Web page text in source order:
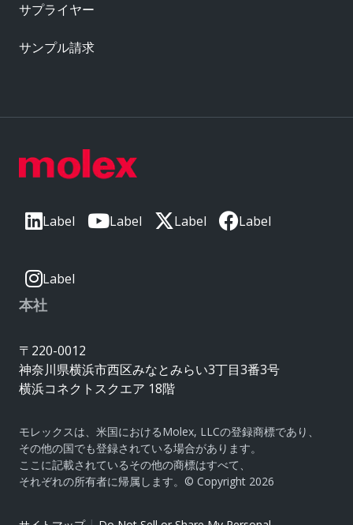
Label Label Label Label
Label
本社
〒220-0012
神奈川県横浜市西区みなとみらい3丁目3番3号
横浜コネクトスクエア 18階
モレックスは、米国におけるMolex, LLCの登録商標であり、
その他の国でも登録されている場合があります。
ここに記載されているその他の商標はすべて、
それぞれの所有者に帰属します。© Copyright 2026
サプライヤー
サンプル請求